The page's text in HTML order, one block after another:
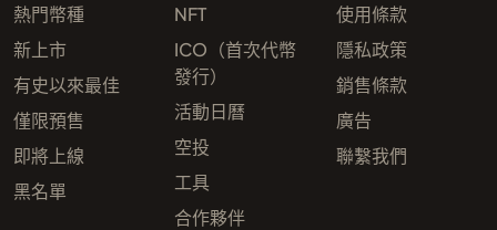
熱門幣種
新上市
有史以來最佳
僅限預售
即將上線
黑名單
NFT
ICO（首次代幣
發行）
活動日曆
空投
工具
合作夥伴
使用條款
隱私政策
銷售條款
廣告
聯繫我們